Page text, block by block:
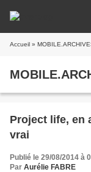
Accueil »
Project life, en
vrai
Publié le 29/08/2014 à
Par Aurélie FABRE